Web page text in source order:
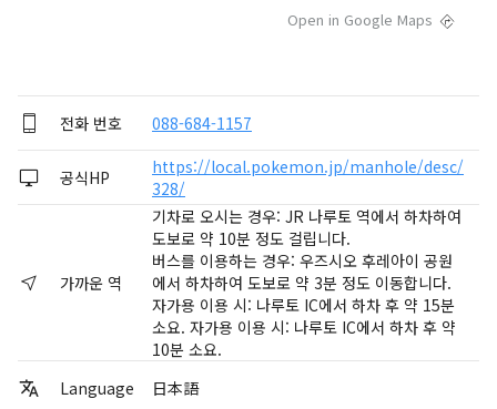
Open in Google Maps
전화 번호 088-684-1157
공식HP
https://local.pokemon.jp/manhole/desc/
328/
가까운 역
기차로 오시는 경우: JR 나루토 역에서 하차하여
도보로 약 10분 정도 걸립니다.
버스를 이용하는 경우: 우즈시오 후레아이 공원
에서 하차하여 도보로 약 3분 정도 이동합니다.
자가용 이용 시: 나루토 IC에서 하차 후 약 15분
소요. 자가용 이용 시: 나루토 IC에서 하차 후 약
10분 소요.
Language
日本語